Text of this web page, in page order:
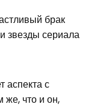
брак
звезды сериала
аспекта с
же, что и он,